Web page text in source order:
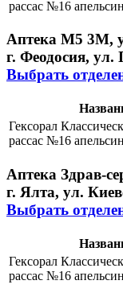
рассас №16 апельсин
Аптека М5 3М,
г. Феодосия,
Выбрать
Гексорал
рассас №16 апельсин
Аптека Здрав-
г. Ялта, ул.
Выбрать
Гексорал
рассас №16 апельсин